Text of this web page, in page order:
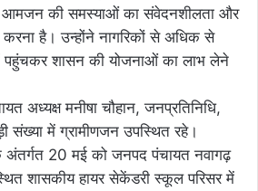
आमजन की समस्याओं का संवेदनशीलता और
है। उन्होंने नागरिकों से अधिक से
पहुंचकर शासन की योजनाओं का लाभ लेने
अध्यक्ष मनीषा चौहान, जनप्रतिनिधि,
संख्या में ग्रामीणजन उपस्थित रहे।
20 मई को जनपद पंचायत नवागढ़
शासकीय हायर सेकेंडरी स्कूल परिसर में